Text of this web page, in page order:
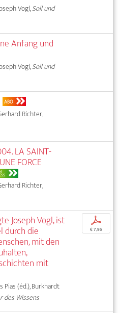
Vogl,Soll und
Anfang und
Vogl,Soll und
ABO
Richter,
LA SAINT-
FORCE
Richter,
Joseph Vogl, ist
durch die
mit den
mit
Pias (éd.), Burkhardt
des Wissens
p
€ 7,95